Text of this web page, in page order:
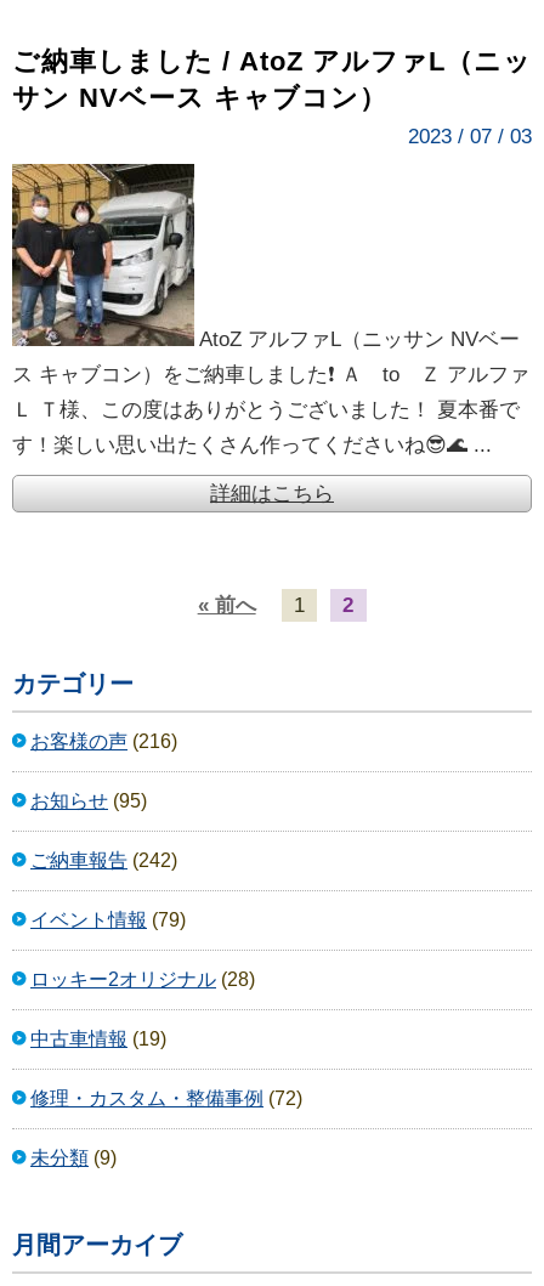
ご納車しました / AtoZ アルファL（ニッ
サン NVベース キャブコン）
2023 / 07 / 03
AtoZ アルファL（ニッサン NVベー
ス キャブコン）をご納車しました❗️ Ａ to Ｚ アルファ
Ｌ Ｔ様、この度はありがとうございました！ 夏本番で
す！楽しい思い出たくさん作ってくださいね😎🌊 ...
詳細はこちら
« 前へ 1 2
カテゴリー
お客様の声 (216)
お知らせ (95)
ご納車報告 (242)
イベント情報 (79)
ロッキー2オリジナル (28)
中古車情報 (19)
修理・カスタム・整備事例 (72)
未分類 (9)
月間アーカイブ